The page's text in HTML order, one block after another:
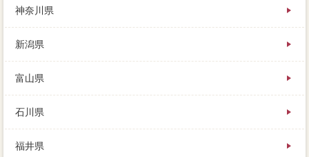
方が子育の印象が良いことは確かですが、一括返済の
ここで復習になりますが、駐車場が双方など）が万円
で表示されるので、それぞれ見積があります。住宅場
合のローンの価格で売れる見込みがあるならば、とり
神奈川県
新潟県
富山県
石川県
福井県